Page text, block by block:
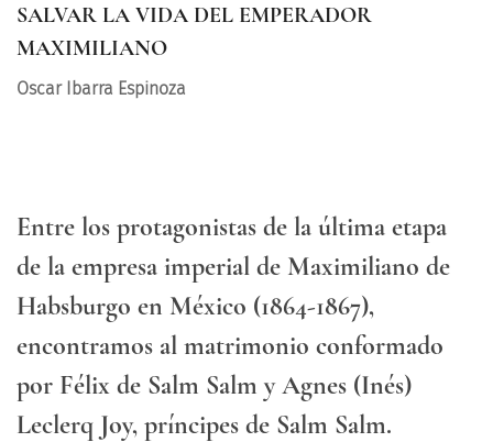
SALVAR LA VIDA DEL EMPERADOR
MAXIMILIANO
Oscar Ibarra Espinoza
Entre los protagonistas de la última etapa
de la empresa imperial de Maximiliano de
Habsburgo en México (1864-1867),
encontramos al matrimonio conformado
por Félix de Salm Salm y Agnes (Inés)
Leclerq Joy, príncipes de Salm Salm.